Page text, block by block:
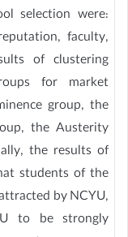
selection were:
faculty,
of clustering
for market
group, the
the Austerity
the results of
students of the
by NCYU,
to be strongly